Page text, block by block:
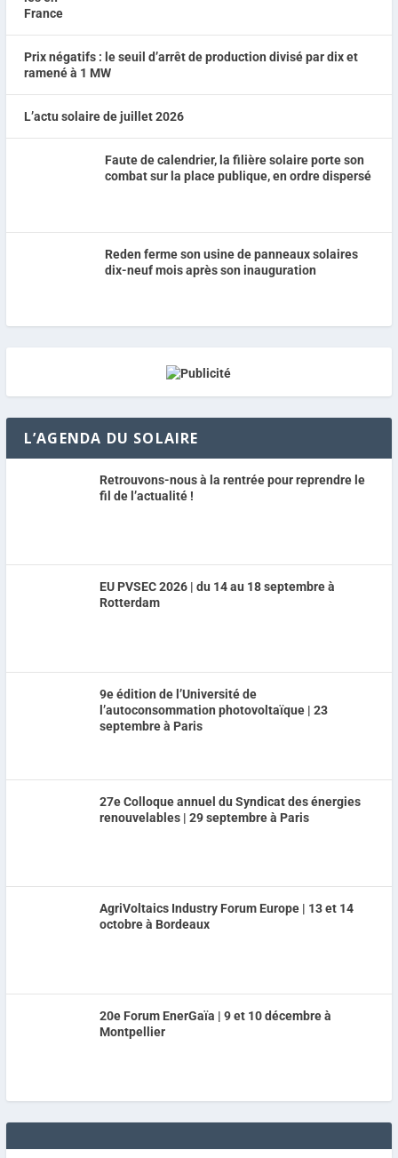
Prix négatifs : le seuil d’arrêt de production divisé par dix et
ramené à 1 MW
L’actu solaire de juillet 2026
Faute de calendrier, la filière solaire porte son
combat sur la place publique, en ordre dispersé
Reden ferme son usine de panneaux solaires
dix-neuf mois après son inauguration
L’AGENDA DU SOLAIRE
Retrouvons-nous à la rentrée pour reprendre le
fil de l’actualité !
EU PVSEC 2026 | du 14 au 18 septembre à
Rotterdam
9e édition de l’Université de
l’autoconsommation photovoltaïque | 23
septembre à Paris
27e Colloque annuel du Syndicat des énergies
renouvelables | 29 septembre à Paris
AgriVoltaics Industry Forum Europe | 13 et 14
octobre à Bordeaux
20e Forum EnerGaïa | 9 et 10 décembre à
Montpellier